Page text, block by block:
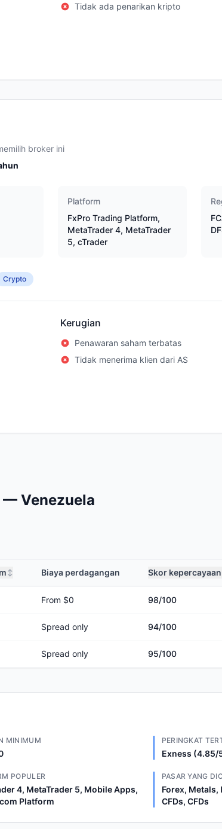
Tidak ada penarikan kripto
broker ini
Platform
FxPro Trading Platform,
MetaTrader 4, MetaTrader
5, cTrader
Crypto
Kerugian
Penawaran saham terbatas
Tidak menerima klien dari AS
— Venezuela
↕ Biaya perdagangan Skor kepercayaan
From $0 98/100
Spread only 94/100
Spread only 95/100
MINIMUM PERINGKAT
Exness (4.85/
POPULER
4, MetaTrader 5, Mobile Apps,
Platform
PASAR YANG
Forex,
CFDs, CFDs